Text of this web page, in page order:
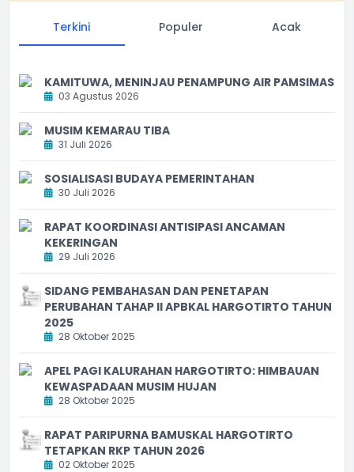
Terkini Populer Acak
KAMITUWA, MENINJAU PENAMPUNG AIR PAMSIMAS
03 Agustus 2026
MUSIM KEMARAU TIBA
31 Juli 2026
SOSIALISASI BUDAYA PEMERINTAHAN
30 Juli 2026
RAPAT KOORDINASI ANTISIPASI ANCAMAN
KEKERINGAN
29 Juli 2026
SIDANG PEMBAHASAN DAN PENETAPAN
PERUBAHAN TAHAP II APBKAL HARGOTIRTO TAHUN
2025
28 Oktober 2025
APEL PAGI KALURAHAN HARGOTIRTO: HIMBAUAN
KEWASPADAAN MUSIM HUJAN
28 Oktober 2025
RAPAT PARIPURNA BAMUSKAL HARGOTIRTO
TETAPKAN RKP TAHUN 2026
02 Oktober 2025